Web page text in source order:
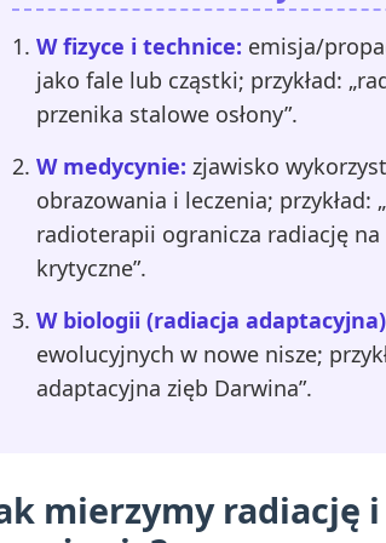
W fizyce i technice: emisja/
jako fale lub cząstki; przykład:
przenika stalowe osłony”.
W medycynie: zjawisko
obrazowania i leczenia; przykład:
radioterapii ogranicza radiację na
krytyczne”.
W biologii (radiacja
ewolucyjnych w nowe nisze;
adaptacyjna zięb Darwina”.
mierzymy radiację i